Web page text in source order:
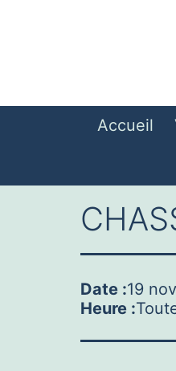
Accueil
Date :19
Heure :